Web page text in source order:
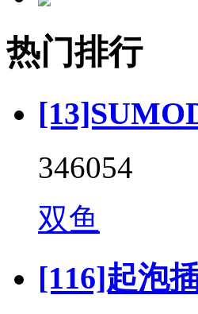
热门排行
346054
双鱼
[116]起泡